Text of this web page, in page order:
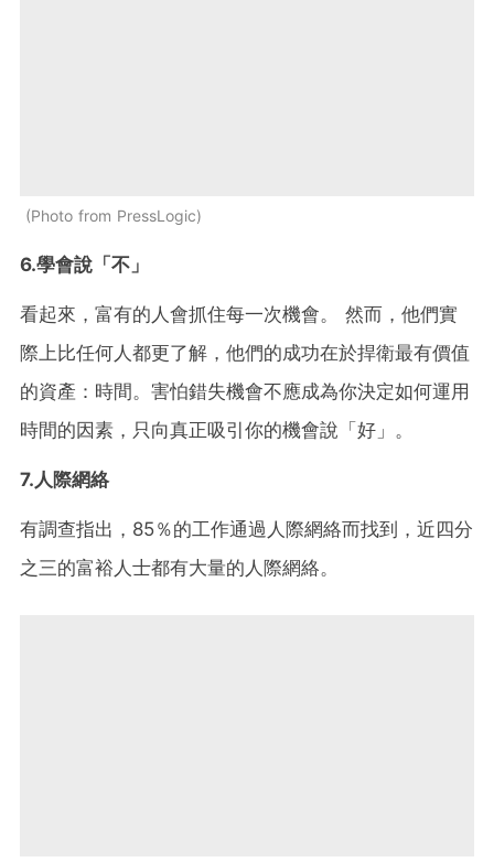
Photo from PressLogic
6.學會說「不」
看起來，富有的人會抓住每一次機會。 然而，他們實
際上比任何人都更了解，他們的成功在於捍衛最有價值
的資產：時間。害怕錯失機會不應成為你決定如何運用
時間的因素，只向真正吸引你的機會說「好」。
7.人際網絡
有調查指出，85％的工作通過人際網絡而找到，近四分
之三的富裕人士都有大量的人際網絡。